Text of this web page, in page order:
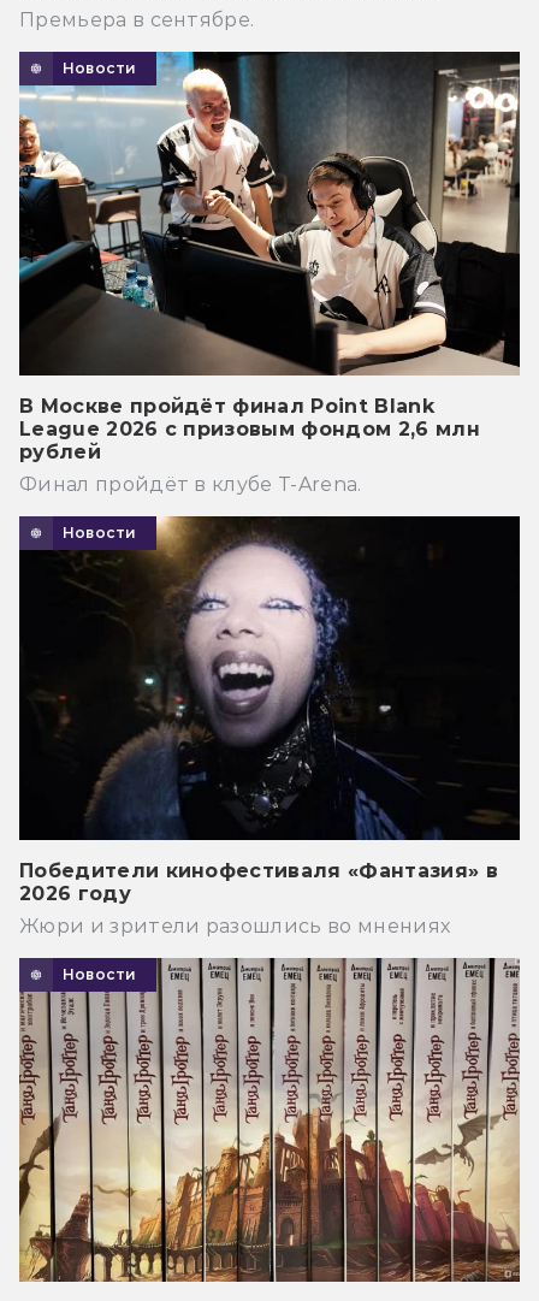
Премьера в сентябре.
Новости
В Москве пройдёт финал Point Blank
League 2026 с призовым фондом 2,6 млн
рублей
Финал пройдёт в клубе T-Arena.
Новости
Победители кинофестиваля «Фантазия» в
2026 году
Жюри и зрители разошлись во мнениях
Новости